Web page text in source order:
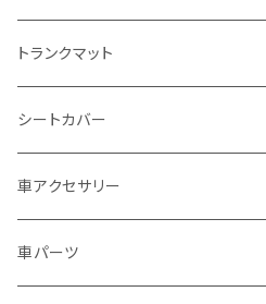
カワサキ
BMW
ドゥカティ - Ducati
トライアンフ
日産
ホンダ
スズキ
マツダ
トヨタ
日産
ホンダ
スズキ
トランクマット
シートカバー
車アクセサリー
トヨタ
車パーツ